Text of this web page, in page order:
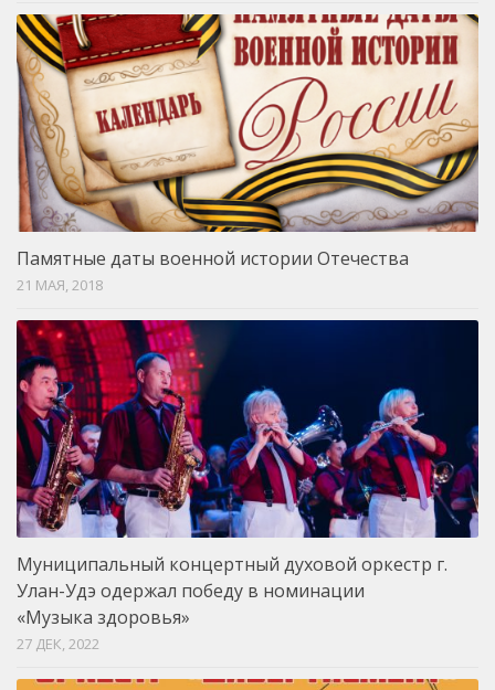
Памятные даты военной истории Отечества
21 МАЯ, 2018
Муниципальный концертный духовой оркестр г.
Улан-Удэ одержал победу в номинации
«Музыка здоровья»
27 ДЕК, 2022